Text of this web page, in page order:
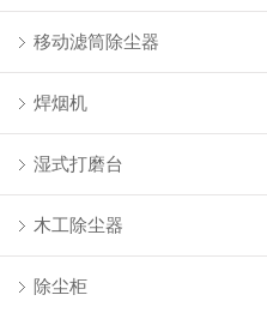
移动滤筒除尘器
焊烟机
湿式打磨台
木工除尘器
除尘柜